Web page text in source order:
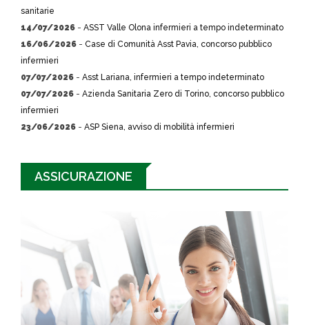
sanitarie
14/07/2026 - ASST Valle Olona infermieri a tempo indeterminato
16/06/2026 - Case di Comunità Asst Pavia, concorso pubblico
infermieri
07/07/2026 - Asst Lariana, infermieri a tempo indeterminato
07/07/2026 - Azienda Sanitaria Zero di Torino, concorso pubblico
infermieri
23/06/2026 - ASP Siena, avviso di mobilità infermieri
ASSICURAZIONE